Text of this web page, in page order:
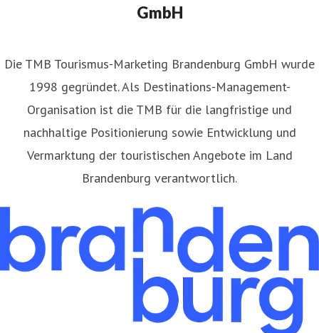
GmbH
​Die TMB Tourismus-Marketing Brandenburg GmbH wurde
1998 gegründet. Als Destinations-Management-
Organisation ist die TMB für die langfristige und
nachhaltige Positionierung sowie Entwicklung und
Vermarktung der touristischen Angebote im Land
Brandenburg verantwortlich.